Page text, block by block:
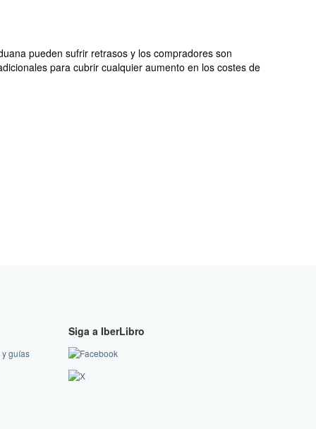
pueden sufrir retrasos y los compradores son
para cubrir cualquier aumento en los costes de
y guías
Siga a IberLibro